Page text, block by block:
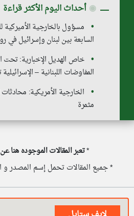
◉ أحداث اليوم الأكثر قراءة
مسؤول بالخارجية الأميركية
السابعة بين لبنان وإسرائيل في
خاص الهديل الإخبارية: تحت
المفاوضات اللبنانية –
الخارجية الأمريكية:
مثمرة
*تعبر المقالات الموجوده هنا
* جميع المقالات تحمل إسم المصدر و